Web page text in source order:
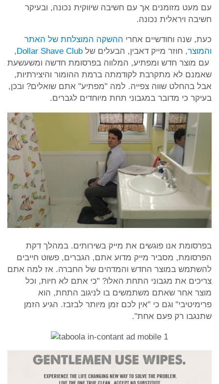
עם מעט מזומנים אך עם חשיבה שיווקית נכונה, ובעיקר
חשיבה ויראלית נכונה.
כעת, שנה וחודשיים אחרי ההשקה המוצלחת של האתר
והמוצר, חוזר מייק דאבין, הבעלים של Dollar Shave Club
,
עם מוצר חדש ומפתיע, המלווה בפרסומת חדשה ומשעשעת
שאמנם לא מתקרבת לקודמתה ברמת ההומור והיצירתיות,
אבל בהחלט שווה צפייה. למה "מפתיע" אתם שואלים? ובכן,
בעיקר כי מדובר במגבוני תחת מיוחדים לגברים.
בפרסומת אנו פוגשים את מייק בשירותים. במהלך דקת
הפרסומת, מסביר מייק מדוע אתם, הגברים, פשוט חייבים
להשתמש במוצר החדש והמדהים של החברה. אז למה אתם
צריכים את מגבוני התחת האלו? "כי אתם לא חיות, וכל
מוצר אחר שאתם משתמשים בו לניגוב התחת, הוא
פרימיטיבי" וגם כי "אין לכם זמן מיותר לבזבז. הגיע הזמן
שתנגבו רק פעם אחת".